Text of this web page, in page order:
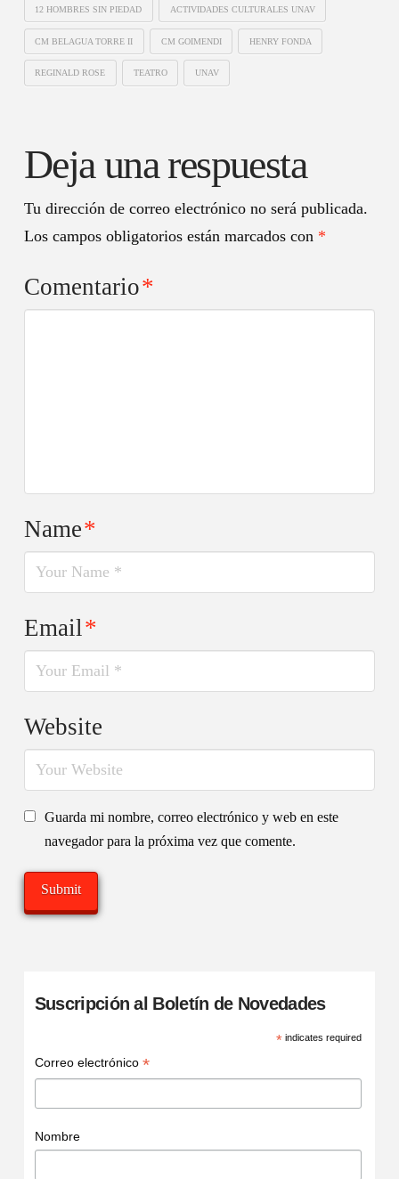
12 HOMBRES SIN PIEDAD ACTIVIDADES CULTURALES UNAV
CM BELAGUA TORRE II CM GOIMENDI HENRY FONDA
REGINALD ROSE TEATRO UNAV
Deja una respuesta
Tu dirección de correo electrónico no será publicada.
Los campos obligatorios están marcados con *
Comentario*
Name*
Email*
Website
Guarda mi nombre, correo electrónico y web en este
navegador para la próxima vez que comente.
Suscripción al Boletín de Novedades
*indicates required
Correo electrónico *
Nombre